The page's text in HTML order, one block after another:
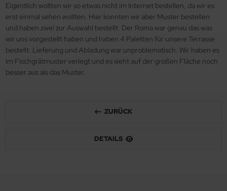
Eigentlich wollten wir so etwas nicht im Internet bestellen, da wir es
erst einmal sehen wollten. Hier konnten wir aber Muster bestellen
und haben zwei zur Auswahl bestellt. Der Roma war genau das was
wir uns vorgestellt haben und haben 4 Paletten für unsere Terrasse
bestellt. Lieferung und Abladung war unproblematisch. Wir haben es
im Fischgrätmuster verlegt und es sieht auf der großen Fläche noch
besser aus als das Muster.
ZURÜCK
DETAILS